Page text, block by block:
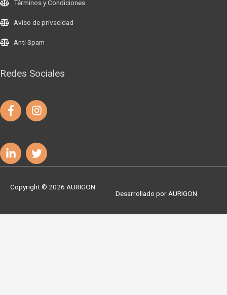
Términos y Condiciones
Aviso de privacidad
Anti Spam
Redes Sociales
Copyright © 2026 AURIGON
Desarrollado porAURIGON